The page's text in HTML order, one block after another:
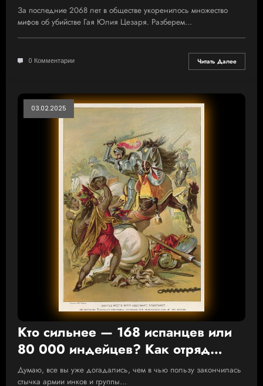
За последние 2068 лет в обществе укоренилось множество
мифов об убийстве Гая Юлия Цезаря. Разберем…
0 Комментарии Читать Далее
03.02.2025
Кто сильнее — 168 испанцев или
80 000 индейцев? Как отряд
конкистадоров оказался
Думаю, все вы уже догадались, чем в чью пользу закончилась
стычка армии инков и группы…